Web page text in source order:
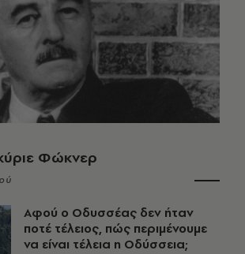
Φώκνερ
Αφού ο Οδυσσέας δεν ήταν
ποτέ τέλειος, πώς περιμένουμε
να είναι τέλεια η Οδύσσεια;